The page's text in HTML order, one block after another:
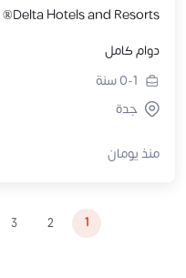
Delta Hotels and Resorts®
دوام كامل
0-1سنة
جدة
منذ يومان
1
2
3